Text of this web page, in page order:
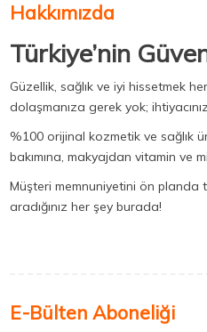
Hakkımızda
Türkiye’nin
Güzellik, sağlık ve iyi hissetmek
dolaşmanıza gerek yok;
%100 orijinal kozmetik ve sağlık
bakımına, makyajdan vitamin ve
Müşteri memnuniyetini ön planda
aradığınız her şey burada!
E-Bülten Aboneliği